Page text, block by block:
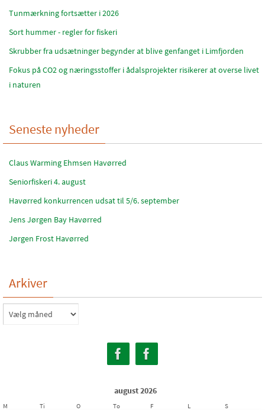
Tunmærkning fortsætter i 2026
Sort hummer - regler for fiskeri
Skrubber fra udsætninger begynder at blive genfanget i Limfjorden
Fokus på CO2 og næringsstoffer i ådalsprojekter risikerer at overse livet
i naturen
Seneste nyheder
Claus Warming Ehmsen Havørred
Seniorfiskeri 4. august
Havørred konkurrencen udsat til 5/6. september
Jens Jørgen Bay Havørred
Jørgen Frost Havørred
Arkiver
Arkiver
august 2026
M Ti O To F L S